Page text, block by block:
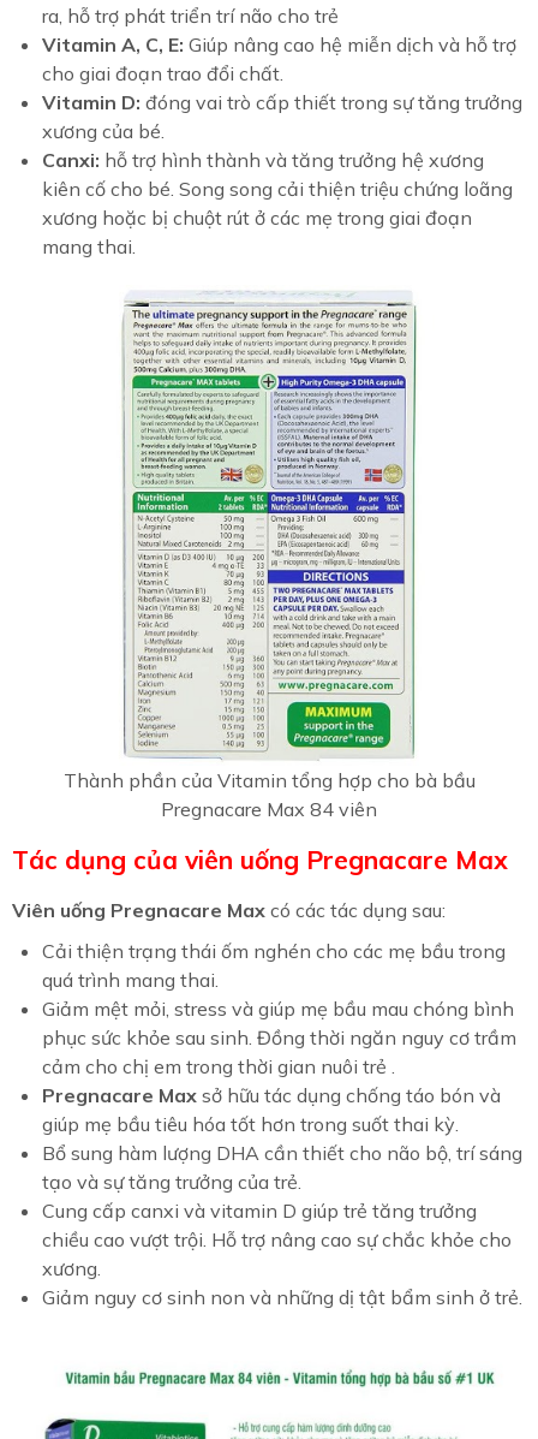
ra, hỗ trợ phát triển trí não cho trẻ
Vitamin A, C, E: Giúp nâng cao hệ miễn dịch và hỗ trợ
cho giai đoạn trao đổi chất.
Vitamin D: đóng vai trò cấp thiết trong sự tăng trưởng
xương của bé.
Canxi: hỗ trợ hình thành và tăng trưởng hệ xương
kiên cố cho bé. Song song cải thiện triệu chứng loãng
xương hoặc bị chuột rút ở các mẹ trong giai đoạn
mang thai.
Thành phần của Vitamin tổng hợp cho bà bầu
Pregnacare Max 84 viên
Tác dụng của viên uống Pregnacare Max
Viên uống Pregnacare Max có các tác dụng sau:
Cải thiện trạng thái ốm nghén cho các mẹ bầu trong
quá trình mang thai.
Giảm mệt mỏi, stress và giúp mẹ bầu mau chóng bình
phục sức khỏe sau sinh. Đồng thời ngăn nguy cơ trầm
cảm cho chị em trong thời gian nuôi trẻ .
Pregnacare Max sở hữu tác dụng chống táo bón và
giúp mẹ bầu tiêu hóa tốt hơn trong suốt thai kỳ.
Bổ sung hàm lượng DHA cần thiết cho não bộ, trí sáng
tạo và sự tăng trưởng của trẻ.
Cung cấp canxi và vitamin D giúp trẻ tăng trưởng
chiều cao vượt trội. Hỗ trợ nâng cao sự chắc khỏe cho
xương.
Giảm nguy cơ sinh non và những dị tật bẩm sinh ở trẻ.